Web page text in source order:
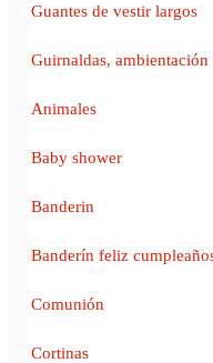
Guantes de vestir largos
Guirnaldas,
Animales
Baby shower
Banderin
Banderín feliz
Comunión
Cortinas